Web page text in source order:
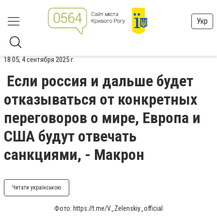
Укр
18:05, 4 сентября 2025 г.
Если россия и дальше будет
отказываться от конкретных
переговоров о мире, Европа и
США будут отвечать
санкциями, - Макрон
Читати українською
Фото: https://t.me/V_Zelenskiy_official